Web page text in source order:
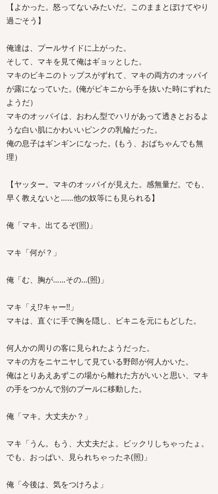
【よかった。怒ってないみたいだ。このままとぼけてやり
過ごそう】
俺達は、プールサイドに上がった。
そして、マキを見て俺はギョッとした。
マキのビキニのトップスがずれて、マキの両方のオッパイ
が露になっていた。(俺がビキニから手を抜いた時にずれた
ようだ）
マキのオッパイは、おわん型でハリがあって透きとおるよ
うな白い肌にかわいいピンクの乳輪だった。
俺の息子はギンギンになった。(もう、おばちゃんでも無
理）
【ヤッター。マキのオッパイが見えた。感無量だ。でも、
早く教えないと……他の奴等にも見られる】
俺「マキ。出てるぞ(照)」
マキ「何が？」
俺「む、胸が……その…(照)」
マキ「え!?キャー!!」
マキは、直ぐに手で胸を隠し、ビキニを元にもどした。
何人かの周りの客に見られたようだった。
マキの方をニヤニヤして見ている野郎が何人かいた。
俺はとりあえあずこの場から離れた方がいいと思い、マキ
の手をつかんで別のプールに移動した。
俺「マキ。大丈夫か？」
マキ「うん。もう、大丈夫だよ。ビックリしちゃったょ。
でも、おっぱい、見られちゃったネ(照)」
俺「今後は、気をつけろよ」